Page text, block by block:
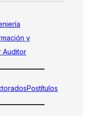
y
Auditor
Postítulos